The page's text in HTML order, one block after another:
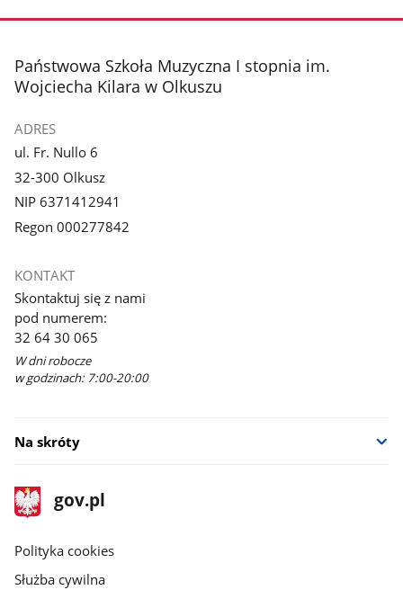
zdjęcie
galerii.
stopka
Państwowa Szkoła Muzyczna I stopnia im.
Wojciecha Kilara w Olkuszu
ADRES
ul. Fr. Nullo 6
32-300 Olkusz
NIP 6371412941
Regon 000277842
KONTAKT
Skontaktuj się z nami
pod numerem:
32 64 30 065
W dni robocze
w godzinach: 7:00-20:00
Na skróty
stopka
gov.pl
Strona
gov.pl
gov.pl
Polityka cookies
Służba cywilna